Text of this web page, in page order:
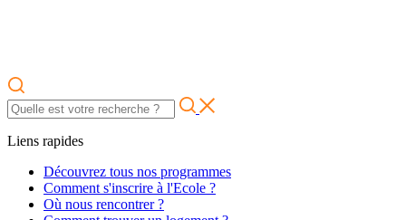
Liens rapides
Découvrez tous nos programmes
Comment s'inscrire à l'Ecole ?
Où nous rencontrer ?